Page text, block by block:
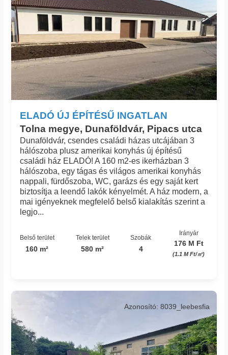
ELADÓ ÚJ ÉPÍTÉSŰ INGATLAN
Tolna megye, Dunaföldvár, Pipacs utca
Dunaföldvár, csendes családi házas utcájában 3
hálószoba plusz amerikai konyhás új építésű
családi ház ELADÓ! A 160 m2-es ikerházban 3
hálószoba, egy tágas és világos amerikai konyhás
nappali, fürdőszoba, WC, garázs és egy saját kert
biztosítja a leendő lakók kényelmét. A ház modern, a
mai igényeknek megfelelő belső kialakítás szerint a
legjo...
Belső terület
160 m²
Telek terület
580 m²
Szobák
4
Irányár
176 M Ft
(1.1 M Ft/㎡)
Azonosító: 8039_leebesfia